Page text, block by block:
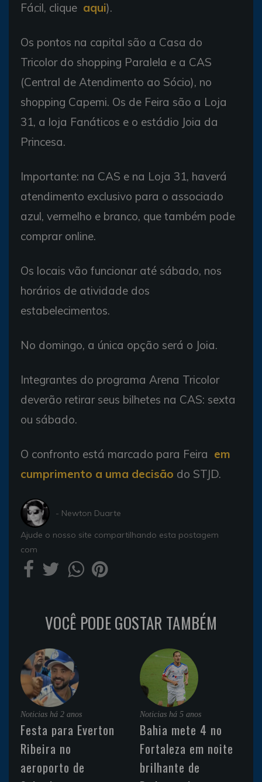
Fácil, clique aqui).
Os pontos na capital são a Casa do
Tricolor do shopping Paralela e a CAS
(Central de Atendimento ao Sócio), no
shopping Capemi. Os de Feira são a Loja
31, a loja Fanáticos e o estádio Joia da
Princesa.
Importante: na CAS e na Loja 31, haverá
atendimento exclusivo para o associado
azul, vermelho e branco, que também pode
comprar online.
Os locais vão funcionar até sábado, nos
horários de atividade dos
estabelecimentos.
No domingo, a única opção será o Joia.
Integrantes do programa Arena Tricolor
deverão retirar seus bilhetes na CAS: sexta
ou sábado.
O confronto está marcado para Feira em
cumprimento a uma decisão do STJD.
- Newton Duarte
Ajude o nosso site compartilhando esta postagem
com
VOCÊ PODE GOSTAR TAMBÉM
Noticias há 2 anos
Festa para Everton
Ribeira no
aeroporto de
Noticias há 5 anos
Bahia mete 4 no
Fortaleza em noite
brilhante de